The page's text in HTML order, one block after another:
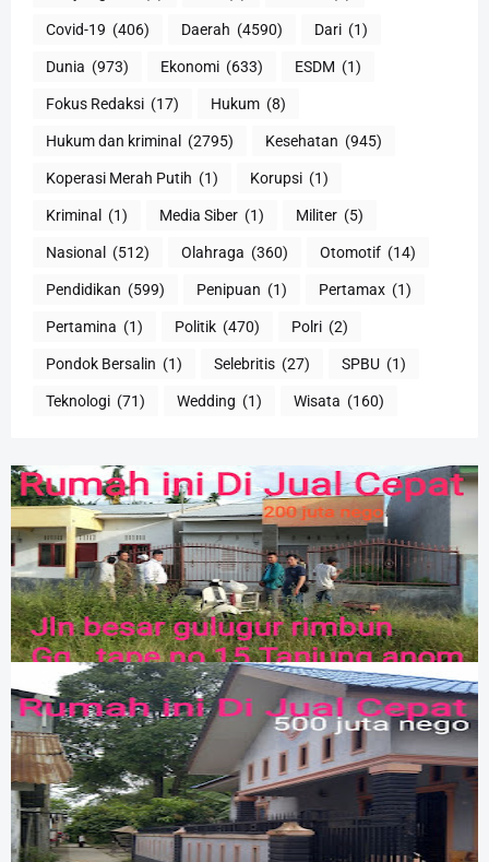
Covid-19 (406) Daerah (4590) Dari (1)
Dunia (973) Ekonomi (633) ESDM (1)
Fokus Redaksi (17) Hukum (8)
Hukum dan kriminal (2795) Kesehatan (945)
Koperasi Merah Putih (1) Korupsi (1)
Kriminal (1) Media Siber (1) Militer (5)
Nasional (512) Olahraga (360) Otomotif (14)
Pendidikan (599) Penipuan (1) Pertamax (1)
Pertamina (1) Politik (470) Polri (2)
Pondok Bersalin (1) Selebritis (27) SPBU (1)
Teknologi (71) Wedding (1) Wisata (160)